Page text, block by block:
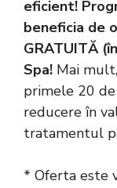
eficient!
beneficia de
GRATUITĂ
Spa! Mai
primele 20
reducere în
tratamentul
* Oferta este